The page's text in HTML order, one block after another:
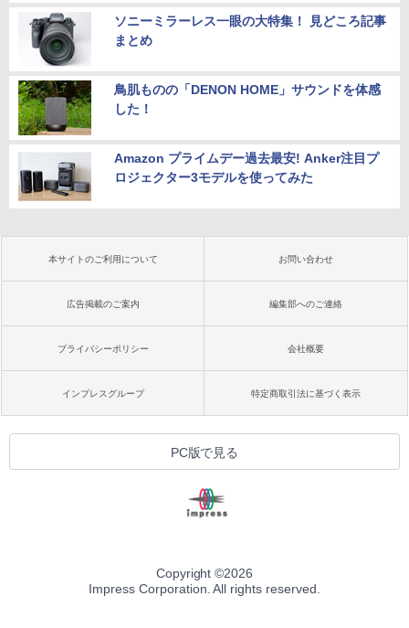
ソニーミラーレス一眼の大特集！ 見どころ記事
まとめ
鳥肌ものの「DENON HOME」サウンドを体感
した！
Amazon プライムデー過去最安! Anker注目プ
ロジェクター3モデルを使ってみた
本サイトのご利用について お問い合わせ
広告掲載のご案内 編集部へのご連絡
プライバシーポリシー 会社概要
インプレスグループ 特定商取引法に基づく表示
PC版で見る
Copyright ©2026
Impress Corporation. All rights reserved.